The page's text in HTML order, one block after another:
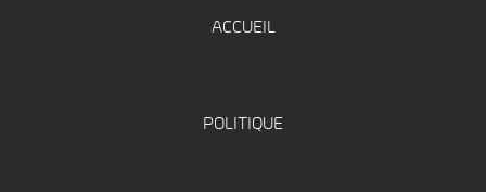
ACCUEIL
POLITIQUE